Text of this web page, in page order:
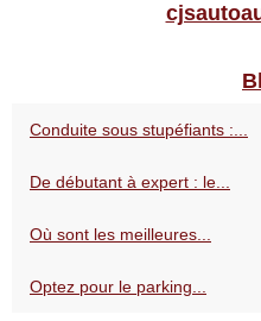
Conduite sous stupéfiants :...
De débutant à expert : le...
Où sont les meilleures...
Optez pour le parking...